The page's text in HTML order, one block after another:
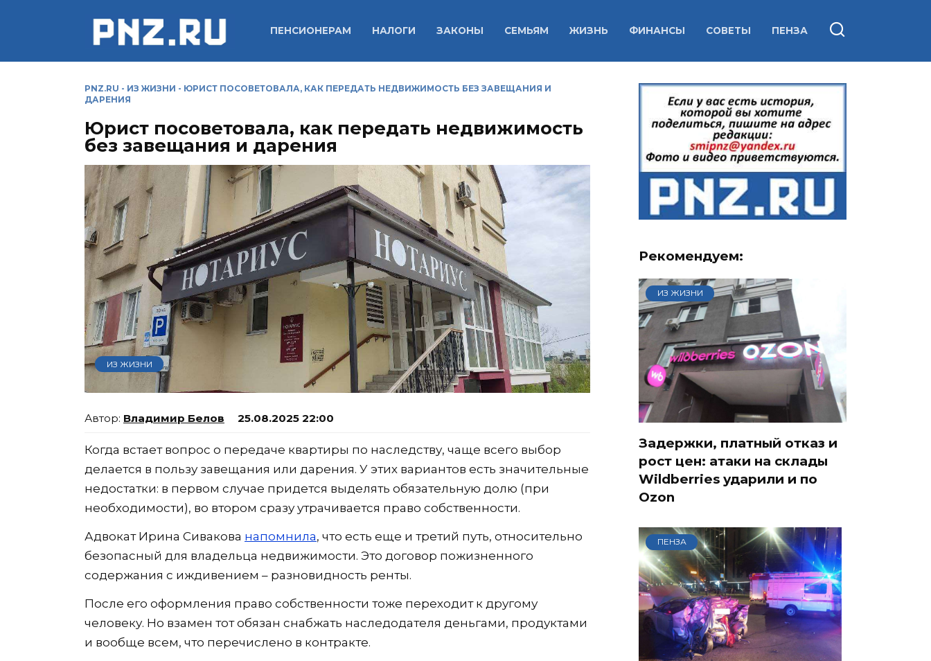
ПЕНСИОНЕРАМ НАЛОГИ ЗАКОНЫ СЕМЬЯМ ЖИЗНЬ ФИНАНСЫ СОВЕТЫ ПЕНЗА
PNZ.RU - ИЗ ЖИЗНИ - ЮРИСТ ПОСОВЕТОВАЛА, КАК ПЕРЕДАТЬ НЕДВИЖИМОСТЬ БЕЗ ЗАВЕЩАНИЯ И
ДАРЕНИЯ
Юрист посоветовала, как передать недвижимость
без завещания и дарения
ИЗ ЖИЗНИ
Владимир Белов 25.08.2025 22:00
Когда встает вопрос о передаче квартиры по наследству, чаще всего выбор
делается в пользу завещания или дарения. У этих вариантов есть значительные
недостатки: в первом случае придется выделять обязательную долю (при
необходимости), во втором сразу утрачивается право собственности.
Адвокат Ирина Сивакова напомнила, что есть еще и третий путь, относительно
безопасный для владельца недвижимости. Это договор пожизненного
содержания с иждивением – разновидность ренты.
После его оформления право собственности тоже переходит к другому
человеку. Но взамен тот обязан снабжать наследодателя деньгами, продуктами
и вообще всем, что перечислено в контракте.
Рекомендуем:
ИЗ ЖИЗНИ
Задержки, платный отказ и
рост цен: атаки на склады
Wildberries ударили и по
Ozon
ПЕНЗА